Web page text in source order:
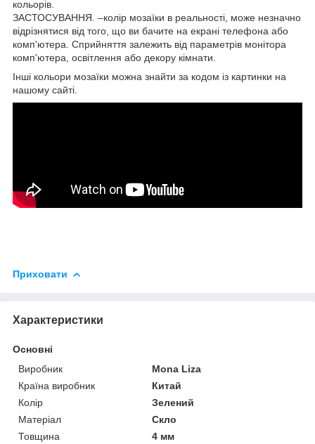
кольорів.
ЗАСТОСУВАННЯ. –колір мозаїки в реальності, може незначно
відрізнятися від того, що ви бачите на екрані телефона або
комп'ютера. Сприйняття залежить від параметрів монітора
комп'ютера, освітлення або декору кімнати.
Інші кольори мозаїки можна знайти за кодом із картинки на
нашому сайті.
Приховати
Характеристики
Основні
Виробник
Mona Liza
Країна виробник
Китай
Колір
Зелений
Матеріал
Скло
Товщина
4 мм